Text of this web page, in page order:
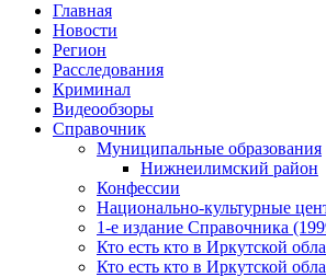
Главная
Новости
Регион
Расследования
Криминал
Видеообзоры
Справочник
Муниципальные образования
Нижнеилимский район
Конфессии
Национально-культурные
1-е издание Справочника
Кто есть кто в Иркутской
Кто есть кто в Иркутской